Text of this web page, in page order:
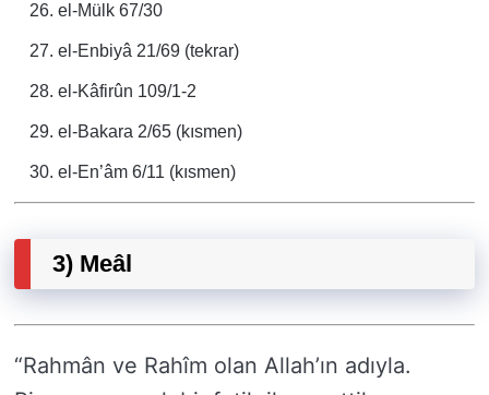
el-Mülk 67/30
el-Enbiyâ 21/69 (tekrar)
el-Kâfirûn 109/1-2
el-Bakara 2/65 (kısmen)
el-En’âm 6/11 (kısmen)
3) Meâl
“Rahmân ve Rahîm olan Allah’ın adıyla.